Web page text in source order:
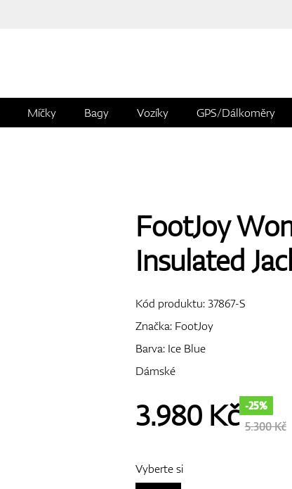
Míčky Bagy Vozíky GPS/Dálkoměry
FootJoy
Insulated
Kód produktu:37867-S
Značka: FootJoy
Barva: Ice Blue
Dámské
3.980Kč -25%
5.300 Kč
Vyberte si